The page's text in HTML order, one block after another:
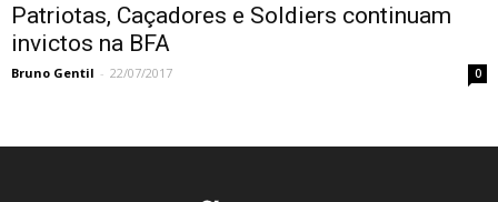
Patriotas, Caçadores e Soldiers continuam
invictos na BFA
Bruno Gentil - 22/07/2017 0